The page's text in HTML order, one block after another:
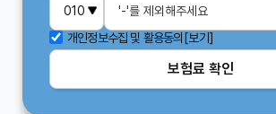
개인정보수집 및 활용동의[보기]
보험료 확인